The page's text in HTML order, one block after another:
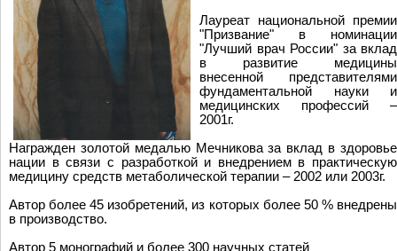
Лауреат национальной премии
"Призвание" в номинации
"Лучший врач России" за вклад
в развитие медицины
внесенной представителями
фундаментальной науки и
медицинских профессий –
2001г.
Награжден золотой медалью Мечникова за вклад в здоровье
нации в связи с разработкой и внедрением в практическую
медицину средств метаболической терапии – 2002 или 2003г.
Автор более 45 изобретений, из которых более 50 % внедрены
в производство.
Автор 5 монографий и более 300 научных статей